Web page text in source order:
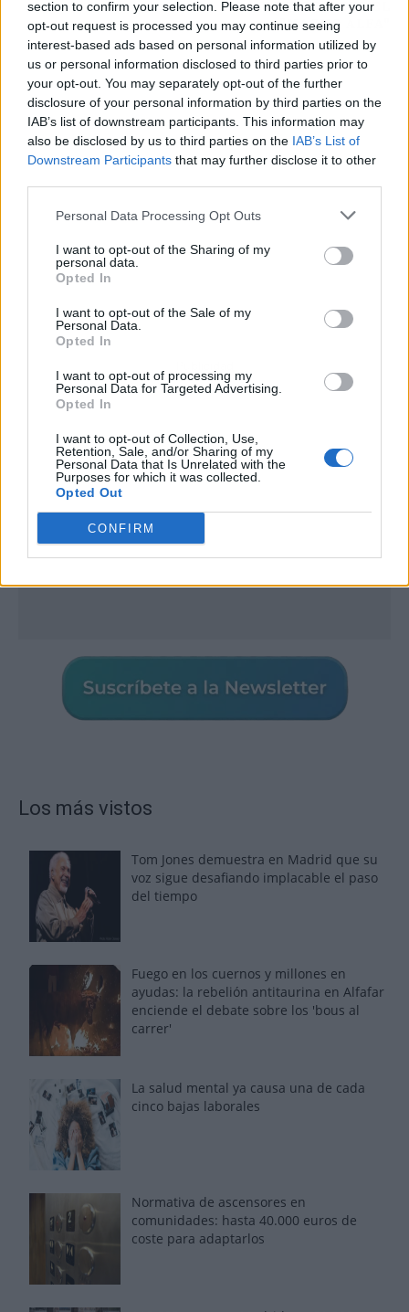
section to confirm your selection. Please note that after your
opt-out request is processed you may continue seeing
interest-based ads based on personal information utilized by
us or personal information disclosed to third parties prior to
your opt-out. You may separately opt-out of the further
disclosure of your personal information by third parties on the
IAB’s list of downstream participants. This information may
also be disclosed by us to third parties on the IAB’s List of
Downstream Participants that may further disclose it to other
Personal Data Processing Opt Outs
I want to opt-out of the Sharing of my
personal data.
Opted In
I want to opt-out of the Sale of my
Personal Data.
Opted In
I want to opt-out of processing my
Personal Data for Targeted Advertising.
Opted In
I want to opt-out of Collection, Use,
Retention, Sale, and/or Sharing of my
Personal Data that Is Unrelated with the
Purposes for which it was collected.
Opted Out
CONFIRM
VOLVER A SER EL
"MACHO ALFA"
Los más vistos
Tom Jones demuestra en Madrid que su
voz sigue desafiando implacable el paso
del tiempo
Fuego en los cuernos y millones en
ayudas: la rebelión antitaurina en Alfafar
enciende el debate sobre los 'bous al
carrer'
La salud mental ya causa una de cada
cinco bajas laborales
Normativa de ascensores en
comunidades: hasta 40.000 euros de
coste para adaptarlos